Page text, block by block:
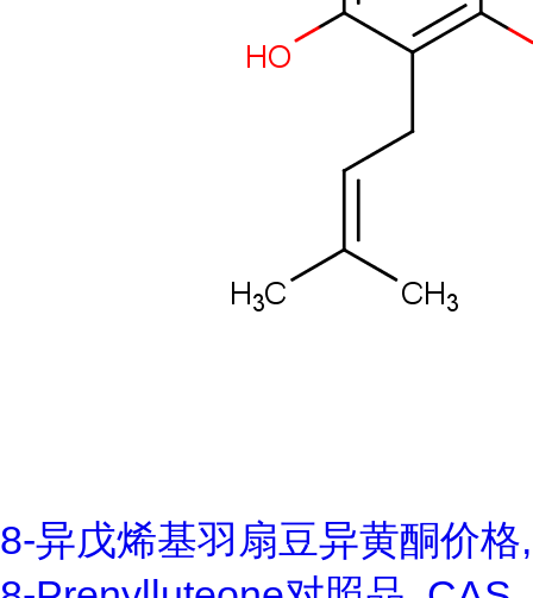
8-异戊烯基羽扇豆异黄酮价格,